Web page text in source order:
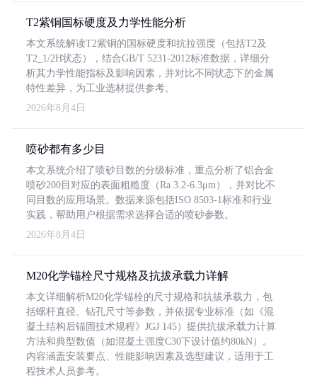
T2紫铜国标硬度及力学性能分析
本文系统解读T2紫铜的国标硬度和抗拉强度（包括T2及
T2_1/2H状态），结合GB/T 5231-2012标准数据，详细分
析其力学性能指标及影响因素，并对比不同状态下的金属
特性差异，为工业选材提供参考。
2026年8月4日
喷砂都有多少目
本文系统介绍了喷砂目数的分级标准，重点分析了铝合金
喷砂200目对应的表面粗糙度（Ra 3.2-6.3μm），并对比不
同目数的应用场景。数据来源包括ISO 8503-1标准和行业
实践，帮助用户根据需求选择合适的喷砂参数。
2026年8月4日
M20化学锚栓尺寸规格及抗拔承载力详解
本文详细解析M20化学锚栓的尺寸规格和抗拔承载力，包
括螺杆直径、钻孔尺寸等参数，并依据专业标准（如《混
凝土结构后锚固技术规程》JGJ 145）提供抗拔承载力计算
方法和典型数值（如混凝土强度C30下设计值约80kN）。
内容涵盖安装要点、性能影响因素及选型建议，适用于工
程技术人员参考。